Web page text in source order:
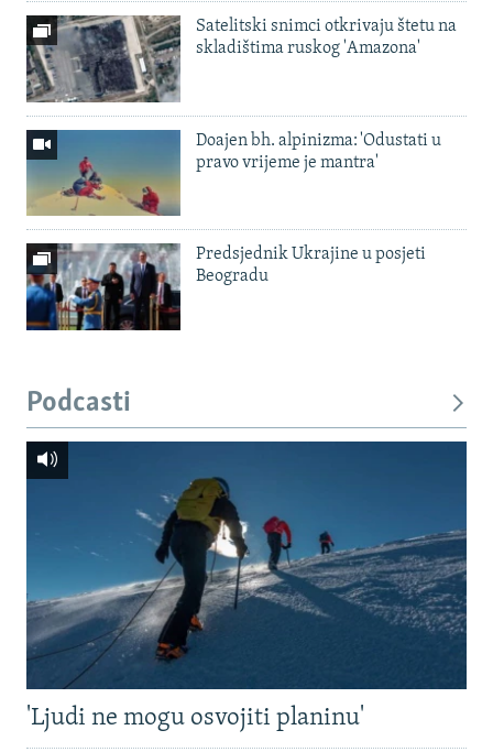
Satelitski snimci otkrivaju štetu na
skladištima ruskog 'Amazona'
Doajen bh. alpinizma: 'Odustati u
pravo vrijeme je mantra'
Predsjednik Ukrajine u posjeti
Beogradu
Podcasti
'Ljudi ne mogu osvojiti planinu'